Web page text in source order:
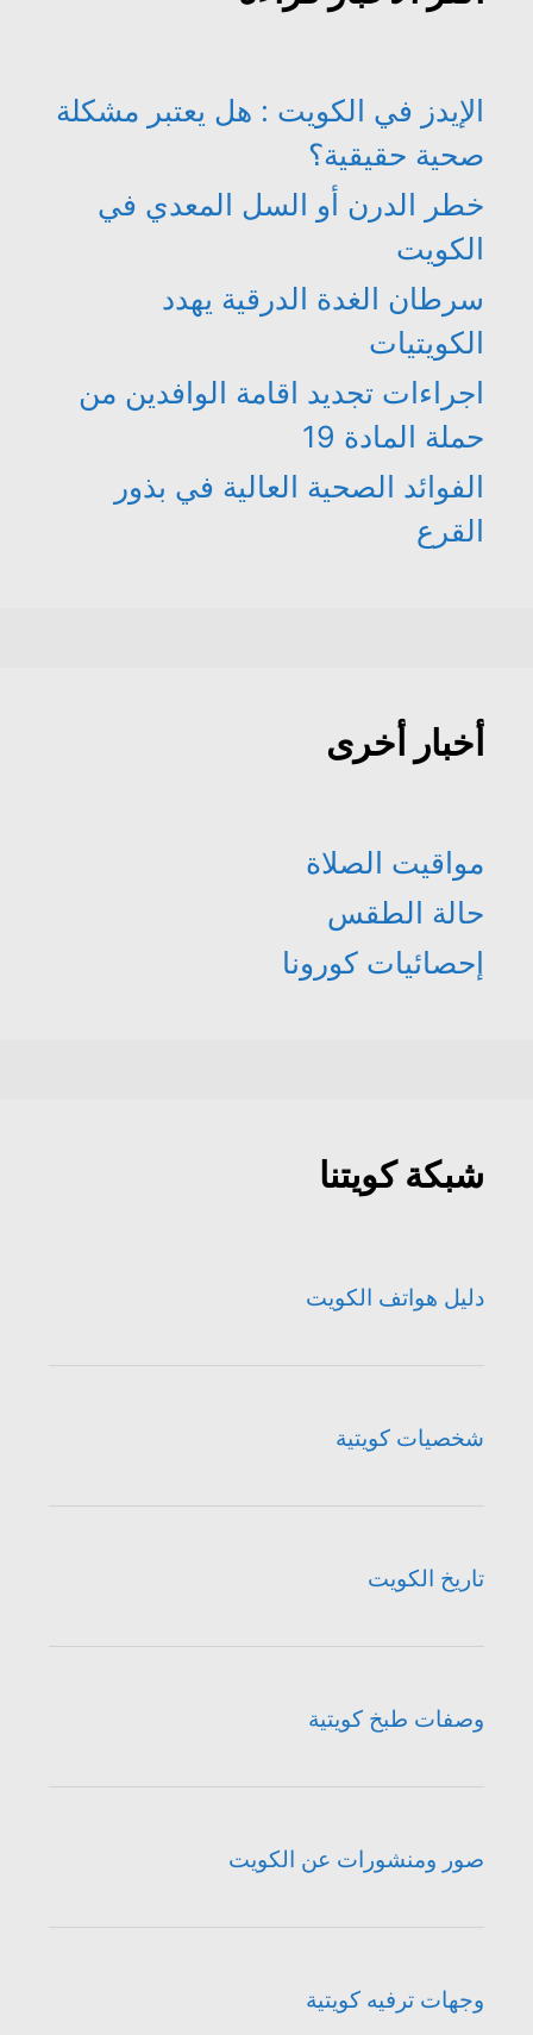
الإيدز في الكويت : هل يعتبر مشكلة
صحية حقيقية؟
خطر الدرن أو السل المعدي في
الكويت
سرطان الغدة الدرقية يهدد
الكويتيات
اجراءات تجديد اقامة الوافدين من
حملة المادة 19
الفوائد الصحية العالية في بذور
القرع
أخبار أخرى
مواقيت الصلاة
حالة الطقس
إحصائيات كورونا
شبكة كويتنا
دليل هواتف الكويت
شخصيات كويتية
تاريخ الكويت
وصفات طبخ كويتية
صور ومنشورات عن الكويت
وجهات ترفيه كويتية